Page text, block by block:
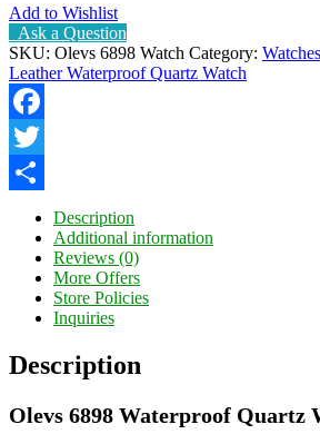
Add to Wishlist
Ask a Question
SKU: Olevs 6898 Watch Category: Watches
Leather Waterproof Quartz Watch
Facebook
Twitter
Description
Additional information
Reviews (0)
More Offers
Store Policies
Inquiries
Description
Olevs 6898 Waterproof Quartz